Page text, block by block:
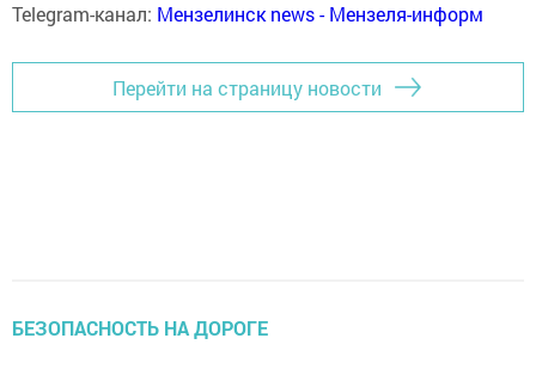
Telegram-канал: Мензелинск news - Мензеля-информ
Перейти на страницу новости
БЕЗОПАСНОСТЬ НА ДОРОГЕ